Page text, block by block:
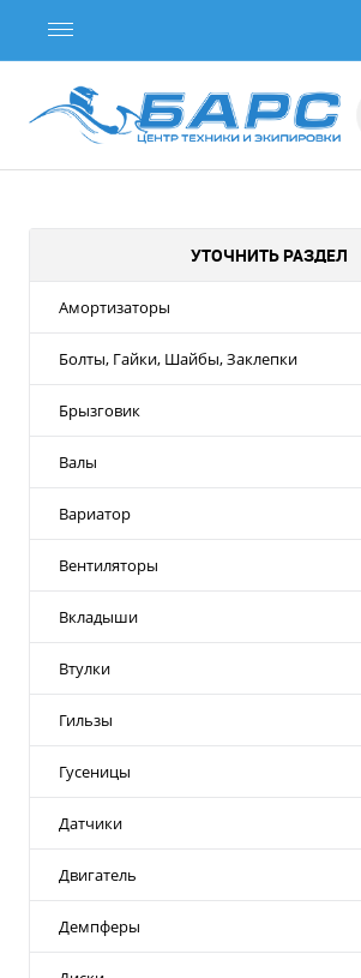
УТОЧНИТЬ РАЗДЕЛ
Амортизаторы
Болты, Гайки, Шайбы, Заклепки
Брызговик
Валы
Вариатор
Вентиляторы
Вкладыши
Втулки
Гильзы
Гусеницы
Датчики
Двигатель
Демпферы